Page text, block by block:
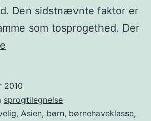
Den sidstnævnte faktor er
som tosprogethed. Der
med
og
2010
sprogtilegnelse
, Asien, børn, børnehaveklasse,